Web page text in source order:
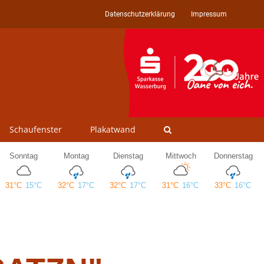
Datenschutzerklärung Impressum
Schaufenster Plakatwand